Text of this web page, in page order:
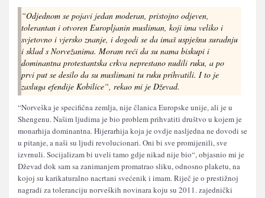
“Odjednom se pojavi jedan moderan, pristojno odjeven,
tolerantan i otvoren Europljanin musliman, koji ima veliko i
svjetovno i vjersko znanje, i dogodi se da imaš uspješnu suradnju
i sklad s Norvežanima. Moram reći da su nama biskupi i
dominantna protestantska crkva neprestano nudili ruku, a po
prvi put se desilo da su muslimani tu ruku prihvatili. I to je
zasluga efendije Kobilice“, rekao mi je Dževad.
“Norveška je specifična zemlja, nije članica Europske unije, ali je u
Shengenu. Našim ljudima je bio problem prihvatiti društvo u kojem je
monarhija dominantna. Hijerarhija koja je ovdje nasljedna ne dovodi se
u pitanje, a naši su ljudi revolucionari. Oni bi sve promijenili, sve
izvrnuli. Socijalizam bi uveli tamo gdje nikad nije bio“, objasnio mi je
Dževad dok sam sa zanimanjem promatrao sliku, odnosno plaketu, na
kojoj su karikaturalno nacrtani svećenik i imam. Riječ je o prestižnoj
nagradi za toleranciju norveških novinara koju su 2011. zajednički